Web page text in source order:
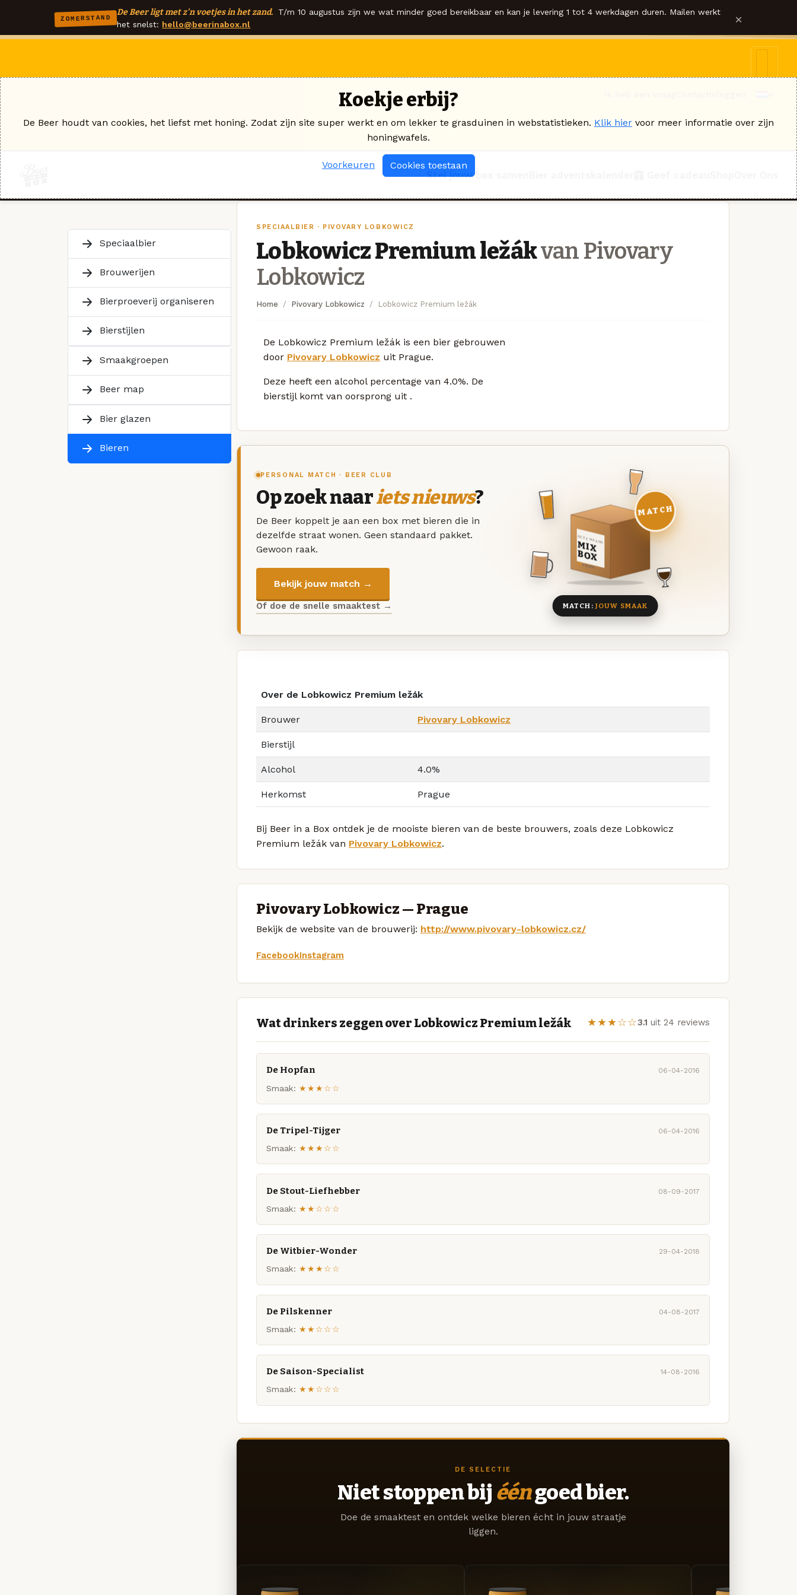
ZOMERSTAND
De Beer ligt met z'n voetjes in het zand.
T/m 10 augustus zijn we wat minder goed bereikbaar en kan je levering 1 tot 4 werkdagen duren. Mailen werkt
het snelst: hello@beerinabox.nl ×
Stel jouw box samen
Speciaalbier
Brouwerijen
Bierproeverij organiseren
Bierstijlen
Smaakgroepen
Beer map
Bier glazen
Bieren
SPECIAALBIER · PIVOVARY LOBKOWICZ
Lobkowicz Premium ležákvan Pivovary
Lobkowicz
Home Pivovary Lobkowicz Lobkowicz Premium ležák
De Lobkowicz Premium ležák is een bier gebrouwen
door Pivovary Lobkowicz uit Prague.
Deze heeft een alcohol percentage van 4.0%. De
bierstijl komt van oorsprong uit .
PERSONAL MATCH · BEER CLUB
Op zoek naariets nieuws?
De Beer koppelt je aan een box met bieren die in
dezelfde straat wonen. Geen standaard pakket.
Gewoon raak.
Bekijk jouw match →
Of doe de snelle smaaktest →
DEZE MAAND
MIX
BOX
8 BIEREN
MATCH
MATCH: JOUW SMAAK
Over de Lobkowicz Premium ležák
Brouwer Pivovary Lobkowicz
Bierstijl
Alcohol 4.0%
Herkomst Prague
Bij Beer in a Box ontdek je de mooiste bieren van de beste brouwers, zoals deze Lobkowicz
Premium ležák van Pivovary Lobkowicz.
Pivovary Lobkowicz — Prague
Bekijk de website van de brouwerij: http://www.pivovary-lobkowicz.cz/
FacebookInstagram
Wat drinkers zeggen over Lobkowicz Premium ležák ★★★☆☆3.1 uit 24 reviews
De Hopfan 06-04-2016
Smaak: ★★★☆☆
De Tripel-Tijger 06-04-2016
Smaak: ★★★☆☆
De Stout-Liefhebber 08-09-2017
Smaak: ★★☆☆☆
De Witbier-Wonder 29-04-2018
Smaak: ★★★☆☆
De Pilskenner 04-08-2017
Smaak: ★★☆☆☆
De Saison-Specialist 14-08-2016
Smaak: ★★☆☆☆
DE SELECTIE
Niet stoppen bij ééngoed bier.
Doe de smaaktest en ontdek welke bieren écht in jouw straatje
liggen.
Koekje erbij?
De Beer houdt van cookies, het liefst met honing. Zodat zijn site super werkt en om lekker te grasduinen in webstatistieken. Klik hier voor meer informatie over zijn
honingwafels.
Voorkeuren Cookies toestaan